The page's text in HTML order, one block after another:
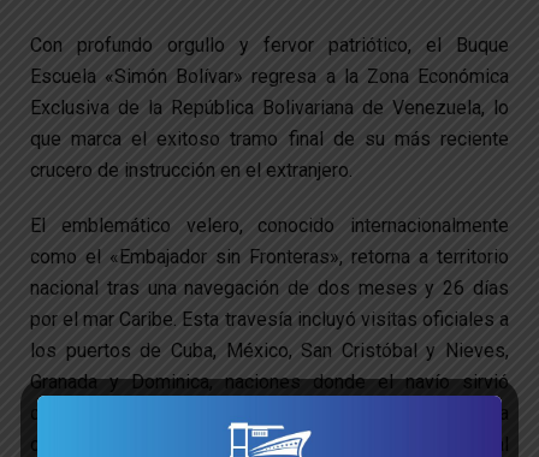
Con profundo orgullo y fervor patriótico, el Buque
Escuela «Simón Bolívar» regresa a la Zona Económica
Exclusiva de la República Bolivariana de Venezuela, lo
que marca el exitoso tramo final de su más reciente
crucero de instrucción en el extranjero.
El emblemático velero, conocido internacionalmente
como el «Embajador sin Fronteras», retorna a territorio
nacional tras una navegación de dos meses y 26 días
por el mar Caribe. Esta travesía incluyó visitas oficiales a
los puertos de Cuba, México, San Cristóbal y Nieves,
Granada y Dominica, naciones donde el navío sirvió
como un aula flotante para la formación técnica y humana
de los futuros oficiales de la Fuerza Armada Nacional